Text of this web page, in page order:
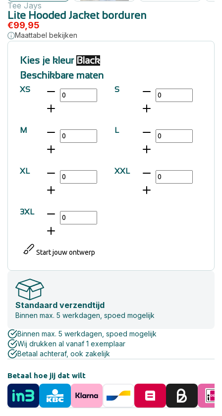
Tee Jays
Lite Hooded Jacket borduren
€99,95
Maattabel bekijken
Kies je kleur Black
Beschikbare maten
XS S
M L
XL XXL
3XL
Start jouw ontwerp
Standaard verzendtijd
Binnen max. 5 werkdagen, spoed mogelijk
Binnen max. 5 werkdagen, spoed mogelijk
Wij drukken al vanaf 1 exemplaar
Betaal achteraf, ook zakelijk
Betaal hoe jij dat wilt